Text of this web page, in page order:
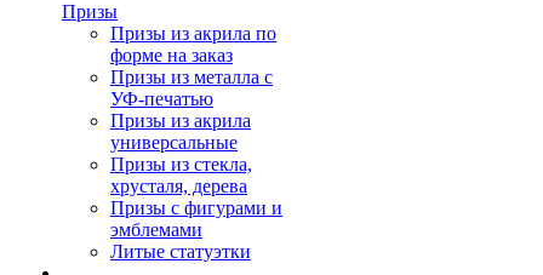
Призы
Призы из акрила по
форме на заказ
Призы из металла с
УФ-печатью
Призы из акрила
универсальные
Призы из стекла,
хрусталя, дерева
Призы с фигурами и
эмблемами
Литые статуэтки